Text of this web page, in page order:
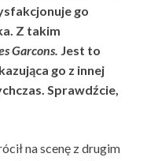
go
Z takim
Garcons. Jest to
go z innej
Sprawdźcie,
na scenę z drugim